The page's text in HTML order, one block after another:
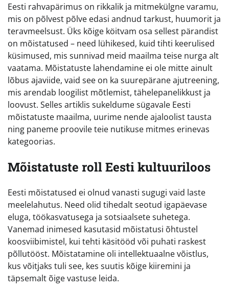
Eesti rahvapärimus on rikkalik ja mitmekülgne varamu,
mis on põlvest põlve edasi andnud tarkust, huumorit ja
teravmeelsust. Üks kõige köitvam osa sellest pärandist
on mõistatused – need lühikesed, kuid tihti keerulised
küsimused, mis sunnivad meid maailma teise nurga alt
vaatama. Mõistatuste lahendamine ei ole mitte ainult
lõbus ajaviide, vaid see on ka suurepärane ajutreening,
mis arendab loogilist mõtlemist, tähelepanelikkust ja
loovust. Selles artiklis sukeldume sügavale Eesti
mõistatuste maailma, uurime nende ajaloolist tausta
ning paneme proovile teie nutikuse mitmes erinevas
kategoorias.
Mõistatuste roll Eesti kultuuriloos
Eesti mõistatused ei olnud vanasti sugugi vaid laste
meelelahutus. Need olid tihedalt seotud igapäevase
eluga, töökasvatusega ja sotsiaalsete suhetega.
Vanemad inimesed kasutasid mõistatusi õhtustel
koosviibimistel, kui tehti käsitööd või puhati raskest
põllutööst. Mõistatamine oli intellektuaalne võistlus,
kus võitjaks tuli see, kes suutis kõige kiiremini ja
täpsemalt õige vastuse leida.